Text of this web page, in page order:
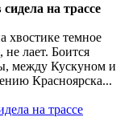
на трассе
хвостике темное
лает. Боится
между Кускуном и
Красноярска...
на трассе